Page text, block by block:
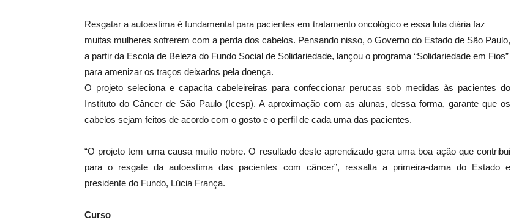
Resgatar a autoestima é fundamental para pacientes em tratamento oncológico e essa luta diária faz
muitas mulheres sofrerem com a perda dos cabelos. Pensando nisso, o Governo do Estado de São Paulo,
a partir da Escola de Beleza do Fundo Social de Solidariedade, lançou o programa “Solidariedade em Fios”
para amenizar os traços deixados pela doença.
O projeto seleciona e capacita cabeleireiras para confeccionar perucas sob medidas às pacientes do
Instituto do Câncer de São Paulo (Icesp). A aproximação com as alunas, dessa forma, garante que os
cabelos sejam feitos de acordo com o gosto e o perfil de cada uma das pacientes.
“O projeto tem uma causa muito nobre. O resultado deste aprendizado gera uma boa ação que contribui
para o resgate da autoestima das pacientes com câncer”, ressalta a primeira-dama do Estado e
presidente do Fundo, Lúcia França.
Curso